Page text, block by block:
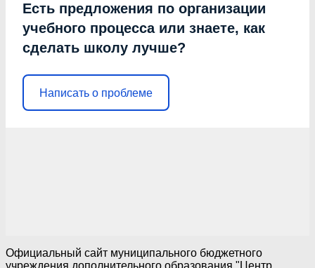
Есть предложения по организации
учебного процесса или знаете, как
сделать школу лучше?
Написать о проблеме
Официальный сайт муниципального бюджетного